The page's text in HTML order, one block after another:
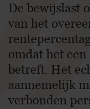
De bewijslast
van het
omdat het
betreft. Het
aannemelijk
verbonden